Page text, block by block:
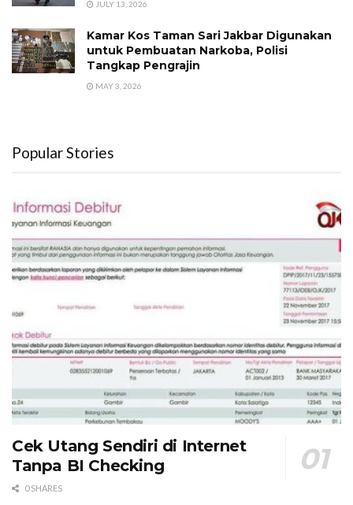
JULY 13, 2026
Kamar Kos Taman Sari Jakbar Digunakan
untuk Pembuatan Narkoba, Polisi
Tangkap Pengrajin
MAY 3, 2026
Popular Stories
Cek Utang Sendiri di Internet
Tanpa BI Checking
0 SHARES